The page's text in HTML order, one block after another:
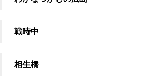
戦時中
相生橋